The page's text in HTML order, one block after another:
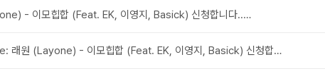
- 이모힙합 (Feat. EK, 이영지, Basick) 신청합니다..…
래원 (Layone) - 이모힙합 (Feat. EK, 이영지, Basick) 신청합…